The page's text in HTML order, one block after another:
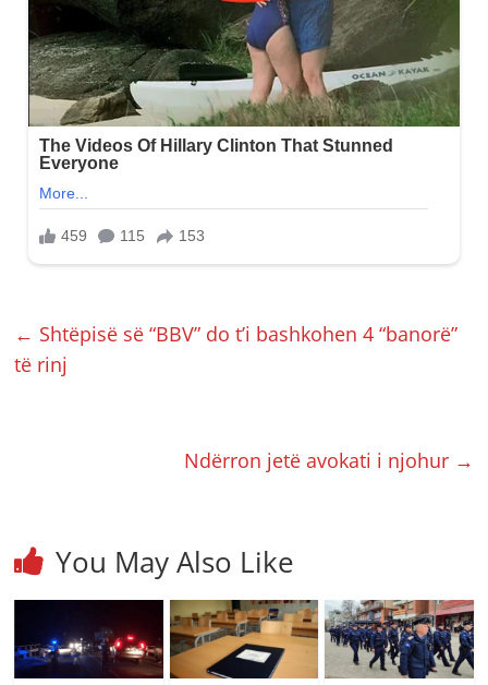
← Shtëpisë së “BBV” do t’i bashkohen 4 “banorë”
të rinj
Ndërron jetë avokati i njohur →
You May Also Like